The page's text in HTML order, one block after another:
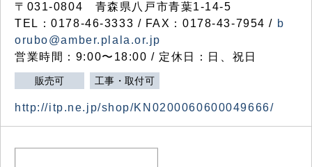
〒031-0804 青森県八戸市青葉1-14-5
TEL：0178-46-3333 / FAX：0178-43-7954 / b
orubo@amber.plala.or.jp
営業時間：9:00〜18:00 / 定休日：日、祝日
販売可 工事・取付可
http://itp.ne.jp/shop/KN0200060600049666/